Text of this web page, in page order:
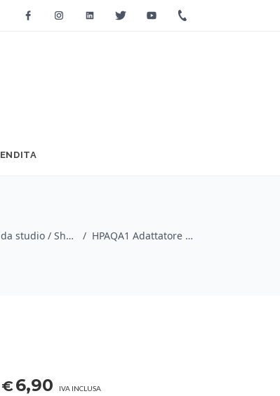
FacebookInstagramLinkedinTwitter Youtube
cuffie da studio / Shure / HPAQA1 Adattatore minijack 3.5mm jack 6.3mm
€6,90 IVA INCLUSA